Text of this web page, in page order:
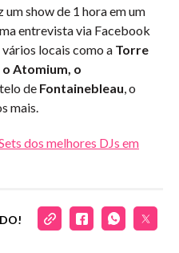
show de 1 hora em um
entrevista via Facebook
locais como a Torre
o Atomium, o
de Fontainebleau, o
mais.
dos melhores DJs em